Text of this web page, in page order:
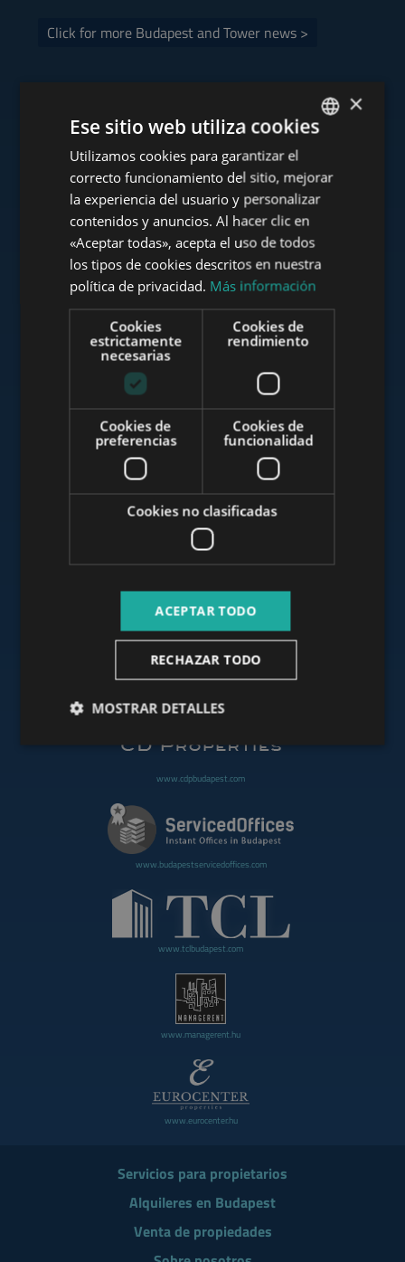
Click for more Budapest and Tower news >
Consulte nuestra cartera
www.tower-investments.com
www.towerassistance.com
www.budapestluxuryapartments.hu
www.budapestoffices.net
www.cdpbudapest.com
www.budapestservicedoffices.com
www.tclbudapest.com
www.managerent.hu
www.eurocenter.hu
Servicios para propietarios
Alquileres en Budapest
Venta de propiedades
ENGLISH
HUNGARIAN
FRENCH
SPANISH
RUSSIAN
×
Ese sitio web utiliza cookies
Utilizamos cookies para garantizar el
correcto funcionamiento del sitio, mejorar
la experiencia del usuario y personalizar
contenidos y anuncios. Al hacer clic en
«Aceptar todas», acepta el uso de todos
los tipos de cookies descritos en nuestra
política de privacidad. Más información
Cookies
estrictamente
necesarias
Cookies de
rendimiento
Cookies de
preferencias
Cookies de
funcionalidad
Cookies no clasificadas
ACEPTAR TODO
RECHAZAR TODO
MOSTRAR DETALLES